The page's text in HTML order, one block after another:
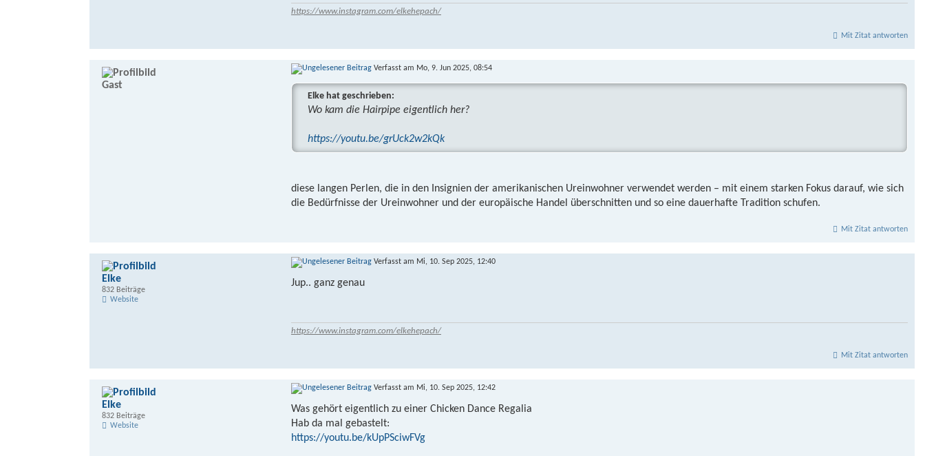
https://www.instagram.com/elkehepach/
Mit Zitat antworten
Verfasst am Mo, 9. Jun 2025, 08:54
Elke hat geschrieben:
Wo kam die Hairpipe eigentlich her?
https://youtu.be/grUck2w2kQk
diese langen Perlen, die in den Insignien der amerikanischen Ureinwohner verwendet werden – mit einem starken Fokus darauf, wie sich
die Bedürfnisse der Ureinwohner und der europäische Handel überschnitten und so eine dauerhafte Tradition schufen.
Mit Zitat antworten
Gast
Verfasst am Mi, 10. Sep 2025, 12:40
Jup.. ganz genau
https://www.instagram.com/elkehepach/
Mit Zitat antworten
Elke
832 Beiträge
Website
Verfasst am Mi, 10. Sep 2025, 12:42
Was gehört eigentlich zu einer Chicken Dance Regalia
Hab da mal gebastelt:
https://youtu.be/kUpPSciwFVg
Elke
832 Beiträge
Website